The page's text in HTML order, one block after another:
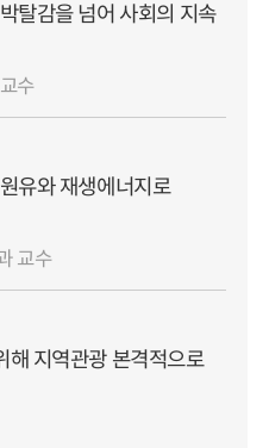
탈감을 넘어 사회의 지속
수
유와 재생에너지로
교수
해 지역관광 본격적으로